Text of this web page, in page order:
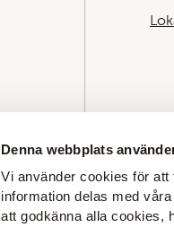
Denna webbplats
Vi använder cookies för
information delas med
att godkänna alla cookies,